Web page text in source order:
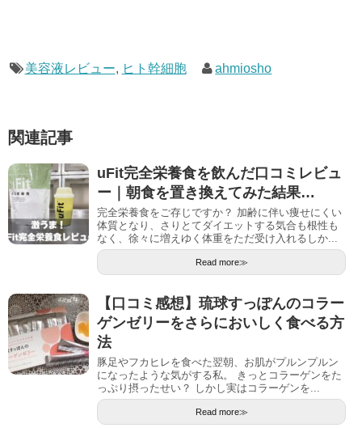
美容液レビュー, ヒト幹細胞 ahmiosho
関連記事
uFit完全栄養食を飲んだ口コミレビュ
ー｜朝食を置き換えてみた結果…
完全栄養食をご存じですか？ 加齢に伴い痩せにくい
体質となり、さりとてダイエットする気合も根性も
なく、徐々に増えゆく体重をただ受け入れるしか...
Read more≫
【口コミ感想】琉球すっぽんのコラー
ゲンゼリーをさらにおいしく食べる方
法
豚足やフカヒレを食べた翌朝、お肌がプルンプルン
になったような気がする私。 きっとコラーゲンをた
っぷり摂ったせい？ しかし実はコラーゲンを...
Read more≫